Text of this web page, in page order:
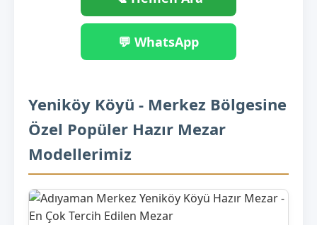
💬 WhatsApp
Yeniköy Köyü - Merkez Bölgesine
Özel Popüler Hazır Mezar
Modellerimiz